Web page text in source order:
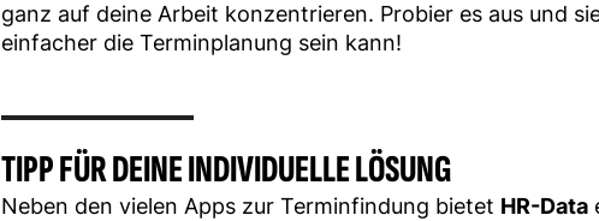
ganz auf deine Arbeit konzentrieren. Probier es aus und
einfacher die Terminplanung sein kann!
TIPP FÜR DEINE INDIVIDUELLE LÖSUNG
Neben den vielen Apps zur Terminfindung bietet HR-Data